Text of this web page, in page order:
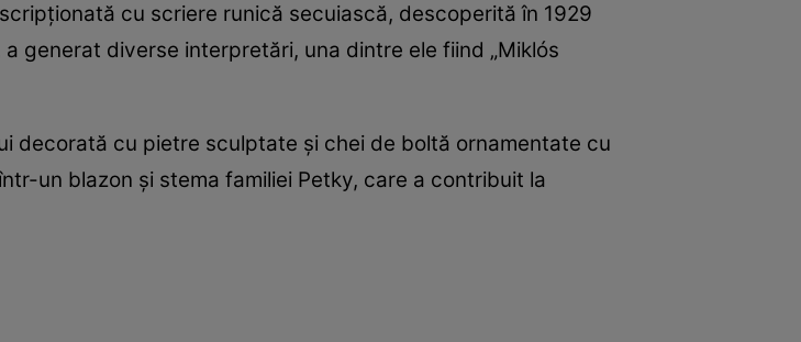
cu scriere runică secuiască, descoperită în 1929
generat diverse interpretări, una dintre ele fiind „Miklós
decorată cu pietre sculptate și chei de boltă ornamentate cu
un blazon și stema familiei Petky, care a contribuit la